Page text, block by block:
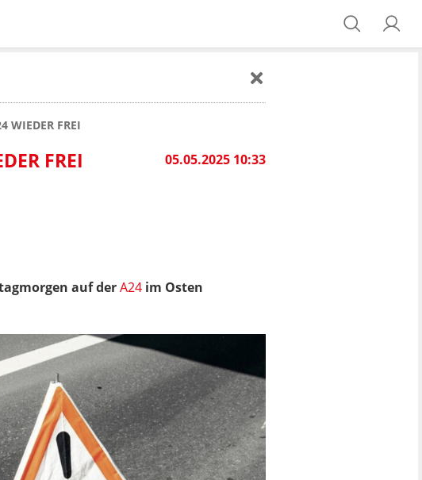
WIEDER FREI
05.05.2025 10:33
FREI
auf derA24 im Osten